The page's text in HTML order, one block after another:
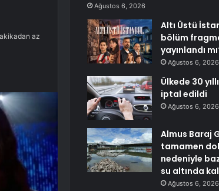
az
Ağustos 6, 2026
Altı Üstü
bölüm
yayınlandı
Ağustos 6, 2026
Ülkede 30
iptal edildi
Ağustos 6, 2026
Almus Baraj
tamamen
nedeniyle
su altında
Ağustos 6, 2026